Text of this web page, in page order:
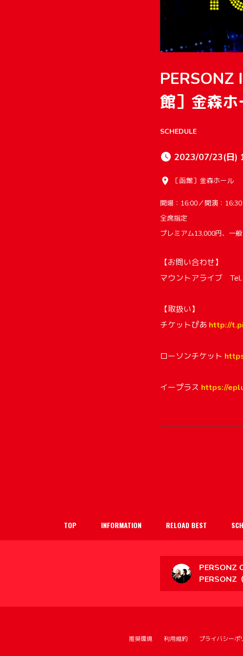
館］金森ホ
SCHEDULE
2023/07/23(日)
［函館］金森ホール
開場：16:00／開演：16:30
全席指定
プレミアム13,000円、一
【お問い合わせ】
マウントアライブ
【取扱い】
チケットぴあ http://
ローソンチケット
イープラス https://
TOP INFORMATION RELOAD BEST
PERSONZ
PERSONZ
推奨環境 利用規約 プライバシーポ